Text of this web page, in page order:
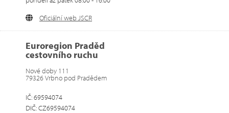
Oficiální web JSCR
Euroregion Praděd
cestovního ruchu
Nové doby 111
79326 Vrbno pod Pradědem
IČ: 69594074
DIČ: CZ69594074